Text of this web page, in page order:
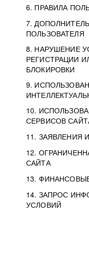
6. ПРАВИЛА
7.
ПОЛЬЗОВАТЕЛЯ
8. НАРУШЕНИЕ
РЕГИСТРАЦИИ
БЛОКИРОВКИ
9.
10.
СЕРВИСОВ
11. ЗАЯВЛЕНИЯ
12.
САЙТА
13.
14. ЗАПРОС
УСЛОВИЙ